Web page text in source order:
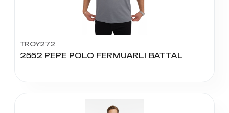
TROY272
2552 PEPE POLO FERMUARLI BATTAL